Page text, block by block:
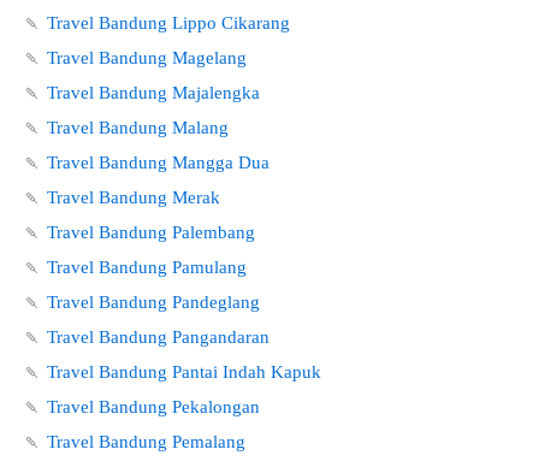
🍡 Travel Bandung Lippo Cikarang
🍡 Travel Bandung Magelang
🍡 Travel Bandung Majalengka
🍡 Travel Bandung Malang
🍡 Travel Bandung Mangga Dua
🍡 Travel Bandung Merak
🍡 Travel Bandung Palembang
🍡 Travel Bandung Pamulang
🍡 Travel Bandung Pandeglang
🍡 Travel Bandung Pangandaran
🍡 Travel Bandung Pantai Indah Kapuk
🍡 Travel Bandung Pekalongan
🍡 Travel Bandung Pemalang